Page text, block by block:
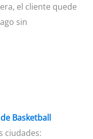
el cliente quede
sin
Basketball
ciudades: